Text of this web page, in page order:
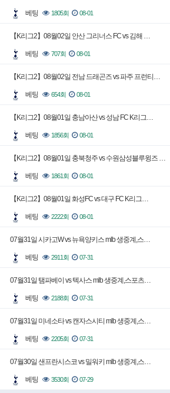
베팅 1805회 08-01
【K리그2】08월02일 안산 그리너스 FC vs 김해 …
베팅 707회 08-01
【K리그2】08월02일 전남 드래곤즈 vs 파주 프런티…
베팅 654회 08-01
【K리그2】08월01일 충남아산 vs 성남 FC K리그…
베팅 1856회 08-01
【K리그2】08월01일 충북청주 vs 수원삼성블루윙즈 …
베팅 1861회 08-01
【K리그2】08월01일 화성FC vs 대구 FC K리그…
베팅 2222회 08-01
07월31일 시카고W vs 뉴욕양키스 mlb 생중계,스…
베팅 2911회 07-31
07월31일 탬파베이 vs 텍사스 mlb 생중계,스포츠…
베팅 2188회 07-31
07월31일 미네소타 vs 캔자스시티 mlb 생중계,스…
베팅 2205회 07-31
07월30일 샌프란시스코 vs 밀워키 mlb 생중계,스…
베팅 3530회 07-29